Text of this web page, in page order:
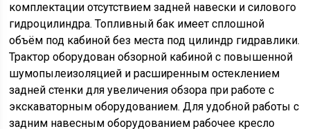
комплектации отсутствием задней навески и силового
гидроцилиндра. Топливный бак имеет сплошной
объём под кабиной без места под цилиндр гидравлики.
Трактор оборудован обзорной кабиной с повышенной
шумопылеизоляцией и расширенным остеклением
задней стенки для увеличения обзора при работе с
экскаваторным оборудованием. Для удобной работы с
задним навесным оборудованием рабочее кресло